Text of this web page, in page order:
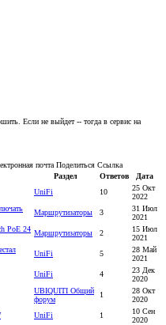
Если не выйдет -- тогда в сервис на
почта Поделиться Ссылка
Раздел Ответов
Дата
UniFi 10
25 Окт
2022
Маршрутизаторы 3
31 Июл
2021
PoE 24 Маршрутизаторы 2
15 Июл
2021
UniFi 5
28 Май
2021
UniFi 4
23 Дек
2020
UBIQUITI Общий
форум
1
28 Окт
2020
UniFi 1
10 Сен
2020